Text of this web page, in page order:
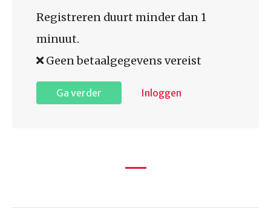
Registreren duurt minder dan 1
minuut.
Geen betaalgegevens vereist
Ga verder Inloggen